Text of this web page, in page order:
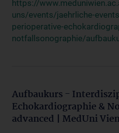
https://
uns/events/jaehrliche-
perioperative-
notfallsonographie/
Aufbaukurs -
Echokardiographie &
advanced | MedUni